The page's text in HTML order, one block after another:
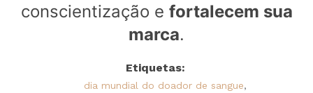
conscientização e fortalecem sua
marca.
Etiquetas:
dia mundial do doador de sangue,